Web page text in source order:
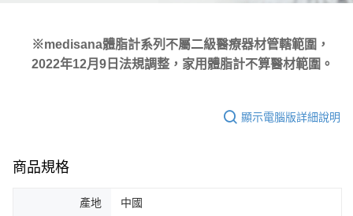
※medisana體脂計系列不屬二級醫療器材管轄範圍，
2022年12月9日法規調整，家用體脂計不算醫材範圍。
顯示電腦版詳細說明
商品規格
產地 中國